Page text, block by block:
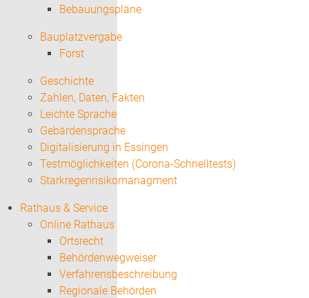
Bebauungspläne
Bauplatzvergabe
Forst
Geschichte
Zahlen, Daten, Fakten
Leichte Sprache
Gebärdensprache
Digitalisierung in Essingen
Testmöglichkeiten (Corona-Schnelltests)
Starkregenrisikomanagment
Rathaus & Service
Online Rathaus
Ortsrecht
Behördenwegweiser
Verfahrensbeschreibung
Regionale Behörden